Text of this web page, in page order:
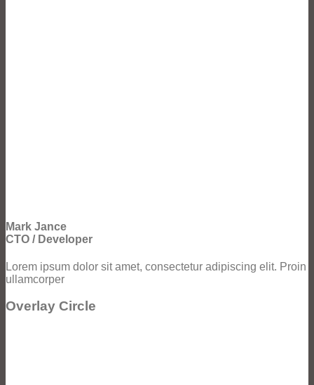
Mark Jance
CTO / Developer
Lorem ipsum dolor sit amet, consectetur adipiscing elit. Proin
ullamcorper
Overlay Circle